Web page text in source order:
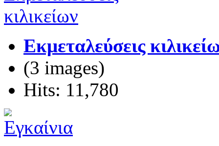
Εκμεταλεύσεις
(3 images)
Hits: 11,780